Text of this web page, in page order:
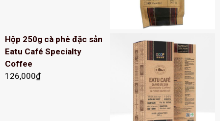
Hộp 250g cà phê đặc sản
Eatu Café Specialty
Coffee
126,000₫